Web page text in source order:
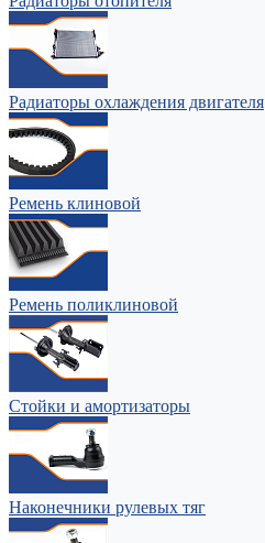
Радиаторы охлаждения двигателя
Ремень клиновой
Ремень поликлиновой
Стойки и амортизаторы
Наконечники рулевых тяг